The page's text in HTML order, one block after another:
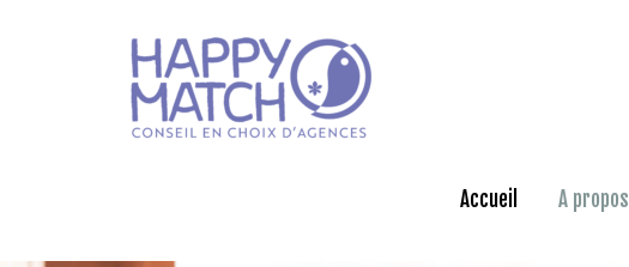
Accueil A propos